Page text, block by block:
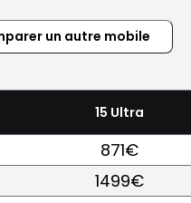
un autre mobile
15 Ultra
871€
1499€